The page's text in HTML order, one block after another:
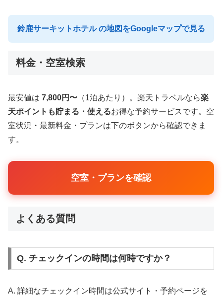
鈴鹿サーキットホテル の地図をGoogleマップで見る
料金・空室検索
最安値は 7,800円〜 （1泊あたり）。楽天トラベルなら楽
天ポイントも貯まる・使えるお得な予約サービスです。空
室状況・最新料金・プランは下のボタンから確認できま
す。
空室・プランを確認
よくある質問
Q. チェックインの時間は何時ですか？
A. 詳細なチェックイン時間は公式サイト・予約ページを